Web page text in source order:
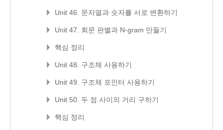
Unit 46. 문자열과 숫자를 서로 변환하기
Unit 47. 회문 판별과 N-gram 만들기
핵심 정리
Unit 48. 구조체 사용하기
Unit 49. 구조체 포인터 사용하기
Unit 50. 두 점 사이의 거리 구하기
핵심 정리